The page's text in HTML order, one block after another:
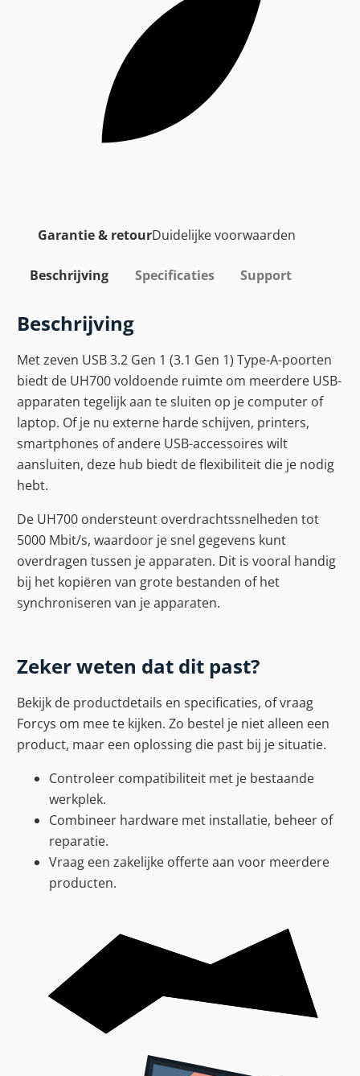
Garantie & retourDuidelijke voorwaarden
Beschrijving Specificaties Support
Beschrijving
Met zeven USB 3.2 Gen 1 (3.1 Gen 1) Type-A-poorten
biedt de UH700 voldoende ruimte om meerdere USB-
apparaten tegelijk aan te sluiten op je computer of
laptop. Of je nu externe harde schijven, printers,
smartphones of andere USB-accessoires wilt
aansluiten, deze hub biedt de flexibiliteit die je nodig
hebt.
De UH700 ondersteunt overdrachtssnelheden tot
5000 Mbit/s, waardoor je snel gegevens kunt
overdragen tussen je apparaten. Dit is vooral handig
bij het kopiëren van grote bestanden of het
synchroniseren van je apparaten.
Zeker weten dat dit past?
Bekijk de productdetails en specificaties, of vraag
Forcys om mee te kijken. Zo bestel je niet alleen een
product, maar een oplossing die past bij je situatie.
Controleer compatibiliteit met je bestaande
werkplek.
Combineer hardware met installatie, beheer of
reparatie.
Vraag een zakelijke offerte aan voor meerdere
producten.